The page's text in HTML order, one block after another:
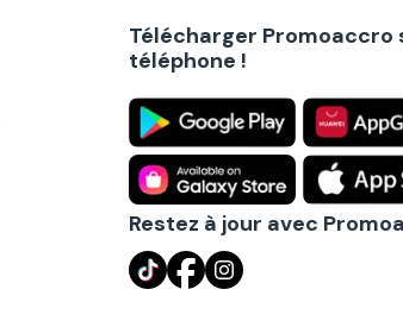
Télécharger Promoaccro
téléphone !
Restez à jour avec